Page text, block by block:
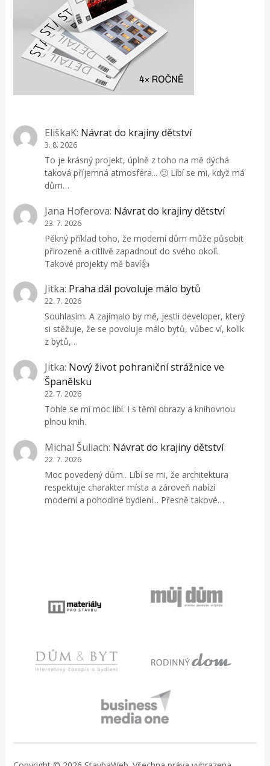
EliškaK: Návrat do krajiny dětství
3. 8. 2026
To je krásný projekt, úplně z toho na mě dýchá
taková příjemná atmosféra... 🙂 Líbí se mi, když má
dům…
Jana Hoferova: Návrat do krajiny dětství
23. 7. 2026
Pěkný příklad toho, že moderní dům může působit
přirozeně a citlivě zapadnout do svého okolí.
Takové projekty mě baví👍
Jitka: Praha dál povoluje málo bytů
22. 7. 2026
Souhlasím. A zajímalo by mě, jestli developer, který
si stěžuje, že se povoluje málo bytů, vůbec ví, kolik
z bytů,…
Jitka: Nový život pohraniční strážnice ve
Španělsku
22. 7. 2026
Tohle se mi moc líbí. I s těmi obrazy a knihovnou
plnou knih.
Michal Šuliach: Návrat do krajiny dětství
22. 7. 2026
Moc povedený dům.. Líbí se mi, že architektura
respektuje charakter místa a zároveň nabízí
moderní a pohodlné bydlení... Přesně takové…